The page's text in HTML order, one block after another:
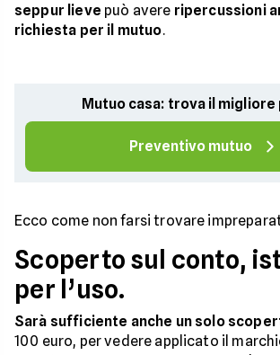
seppur lieve può avere ripercussioni
richiesta per il mutuo.
Mutuo casa: trova il migliore
Preventivo mutuo
Ecco come non farsi trovare
Scoperto sul conto,
per l’uso.
Sarà sufficiente anche un solo
100 euro, per vedere applicato il